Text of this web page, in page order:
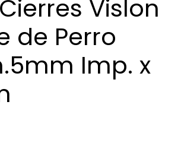
Vislon
de Perro
Imp. x